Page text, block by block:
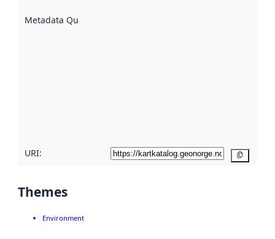
Metadata Quality
URI:
Themes
Environment